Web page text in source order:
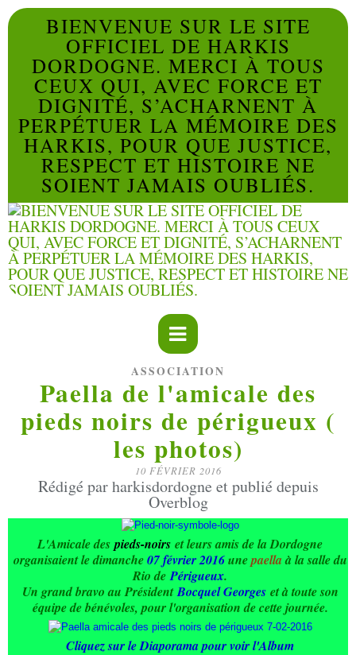
BIENVENUE SUR LE SITE
OFFICIEL DE HARKIS
DORDOGNE. MERCI À TOUS
CEUX QUI, AVEC FORCE ET
DIGNITÉ, S’ACHARNENT À
PERPÉTUER LA MÉMOIRE DES
HARKIS, POUR QUE JUSTICE,
RESPECT ET HISTOIRE NE
SOIENT JAMAIS OUBLIÉS.
ASSOCIATION
Paella de l'amicale des
pieds noirs de périgueux (
les photos)
10 FÉVRIER 2016
Rédigé par harkisdordogne et publié depuis
Overblog
L'Amicale despieds-noirs et leurs amis de la Dordogne
organisaient le dimanche07 février 2016unepaellaà la salle du
Rio dePérigueux.
Un grand bravo au PrésidentBocquel Georgeset à toute son
équipe de bénévoles, pour l'organisation de cette journée.
Cliquez sur le Diaporama pour voir l'Album